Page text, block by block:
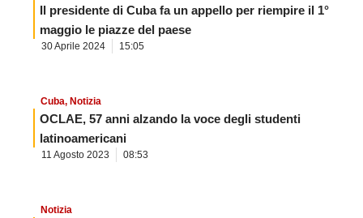
Il presidente di Cuba fa un appello per riempire il 1°
maggio le piazze del paese
30 Aprile 2024 15:05
Cuba, Notizia
OCLAE, 57 anni alzando la voce degli studenti
latinoamericani
11 Agosto 2023 08:53
Notizia